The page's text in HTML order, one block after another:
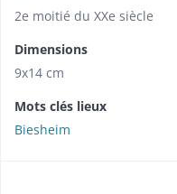
2e moitié du XXe siècle
Dimensions
9x14 cm
Mots clés lieux
Biesheim